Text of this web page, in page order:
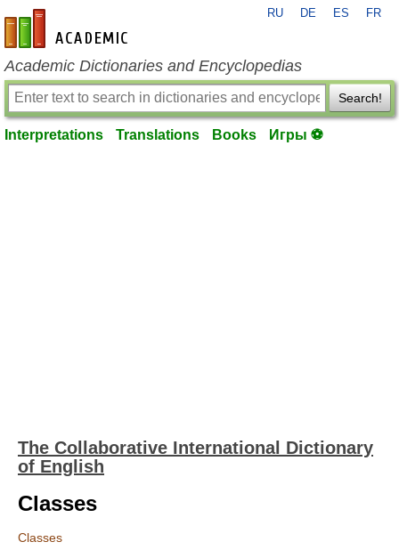
en-academic.com
RU DE ES FR
Academic Dictionaries and Encyclopedias
Search!
Interpretations Translations Books Игры ⚽
The Collaborative International Dictionary
of English
Classes
Classes